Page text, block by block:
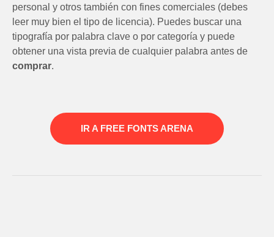
personal y otros también con fines comerciales (debes
leer muy bien el tipo de licencia). Puedes buscar una
tipografía por palabra clave o por categoría y puede
obtener una vista previa de cualquier palabra antes de
comprar.
IR A FREE FONTS ARENA